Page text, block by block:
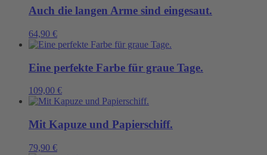
Auch die langen Arme sind eingesaut.
64,90 €
Eine perfekte Farbe für graue Tage.
109,00 €
Mit Kapuze und Papierschiff.
79,90 €